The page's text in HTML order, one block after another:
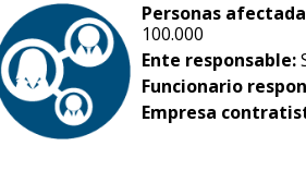
Personas
100.000
Ente responsable:
Funcionario
Empresa